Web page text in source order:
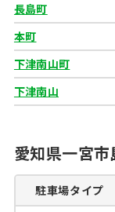
長島町
本町
下津南山町
下津南山
愛知県一宮
駐車場タイプ